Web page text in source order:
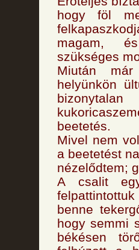
hogy föl
magam,
szükséges
Miután
helyünkön
beetetés.
Mivel nem
a beetetést
nézelődtem;
A csalit
benne
hogy semmi
békésen